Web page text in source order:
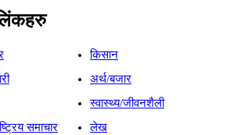
किसान
अर्थ/बजार
स्वास्थ्य/जीवनशैली
समाचार
लेख